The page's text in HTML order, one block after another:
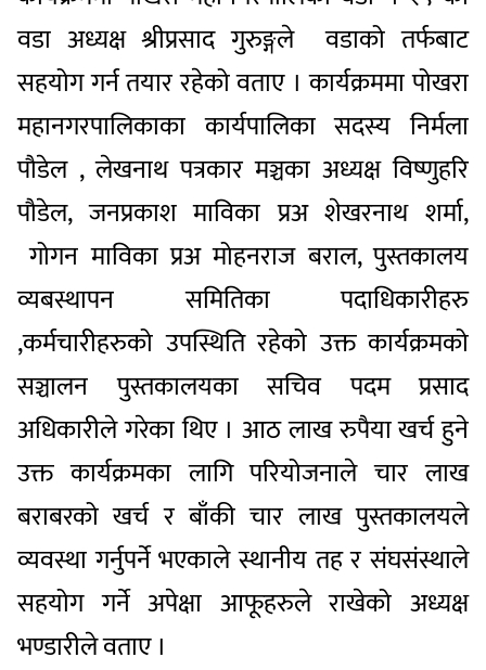
वडा अध्यक्ष श्रीप्रसाद गुरुङ्गले वडाको तर्फबाट
सहयोग गर्न तयार रहेको वताए । कार्यक्रममा पोखरा
महानगरपालिकाका कार्यपालिका सदस्य निर्मला
पौडेल , लेखनाथ पत्रकार मञ्चका अध्यक्ष विष्णुहरि
पौडेल, जनप्रकाश माविका प्रअ शेखरनाथ शर्मा,
गोगन माविका प्रअ मोहनराज बराल, पुस्तकालय
व्यबस्थापन समितिका पदाधिकारीहरु
,कर्मचारीहरुको उपस्थिति रहेको उक्त कार्यक्रमको
सञ्चालन पुस्तकालयका सचिव पदम प्रसाद
अधिकारीले गरेका थिए । आठ लाख रुपैया खर्च हुने
उक्त कार्यक्रमका लागि परियोजनाले चार लाख
बराबरको खर्च र बाँकी चार लाख पुस्तकालयले
व्यवस्था गर्नुपर्ने भएकाले स्थानीय तह र संघसंस्थाले
सहयोग गर्ने अपेक्षा आफूहरुले राखेको अध्यक्ष
भण्डारीले वताए ।